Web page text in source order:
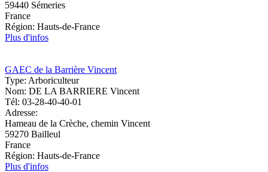
59440 Sémeries
France
Région: Hauts-de-France
Plus d'infos
GAEC de la Barrière Vincent
Type: Arboriculteur
Nom: DE LA BARRIERE Vincent
Tél: 03-28-40-40-01
Adresse:
Hameau de la Crèche, chemin Vincent
59270 Bailleul
France
Région: Hauts-de-France
Plus d'infos